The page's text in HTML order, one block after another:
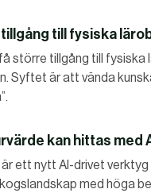
till fysiska
få större tillgång till
Syftet är att vända
kan hittas med
ett nytt AI-drivet
med höga